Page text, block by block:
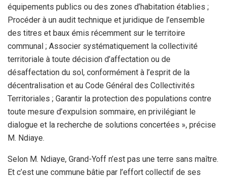
équipements publics ou des zones d’habitation établies ;
Procéder à un audit technique et juridique de l’ensemble
des titres et baux émis récemment sur le territoire
communal ; Associer systématiquement la collectivité
territoriale à toute décision d’affectation ou de
désaffectation du sol, conformément à l’esprit de la
décentralisation et au Code Général des Collectivités
Territoriales ; Garantir la protection des populations contre
toute mesure d’expulsion sommaire, en privilégiant le
dialogue et la recherche de solutions concertées », précise
M. Ndiaye.
Selon M. Ndiaye, Grand-Yoff n’est pas une terre sans maître.
Et c’est une commune bâtie par l’effort collectif de ses